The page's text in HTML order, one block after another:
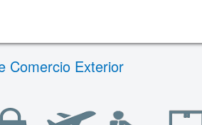
Comercio Exterior